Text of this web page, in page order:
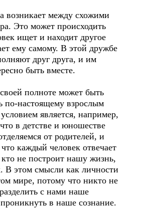
возникает между схожими
Это может происходить
ищет и находит другое
ему самому. В этой дружбе
друг друга, и им
быть вместе.
полноте может быть
по-настоящему взрослым
является, например,
в детстве и юношестве
от родителей, и
каждый человек отвечает
не построит нашу жизнь,
В этом смысли как личности
мире, потому что никто не
с нами наше
в наше сознание.